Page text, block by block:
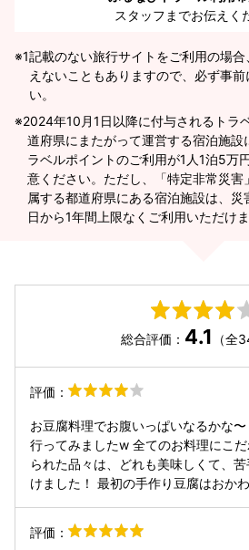
スタッフまでお伝えく
※1記載のない旅行サイトをご利用の場
えないこともありますので、必ず事
い。
2024年10月1日以降に付与されるトラ
道府県にまたがって運営する宿泊施設
ラベルポイントのご利用が1人1泊5万
意ください。ただし、「特定非常災
属する都道府県にある宿泊施設は、災
日から1年間上限なくご利用いただけま
総合評価： 4.1 （全
評価：
お豆腐料理でお腹いっぱいなるかな
行ってみましたw 全てのお料理にこ
られた品々は、どれも美味しくて、
けました！ 最初の手作り豆腐はおか
て、小さなお皿がたくさんあるので仕
評価：